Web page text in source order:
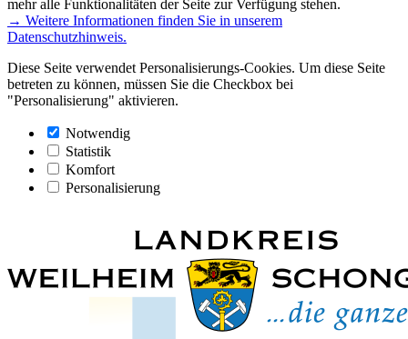
mehr alle Funktionalitäten der Seite zur Verfügung stehen.
→ Weitere Informationen finden Sie in unserem
Datenschutzhinweis.
Diese Seite verwendet Personalisierungs-Cookies. Um diese Seite
betreten zu können, müssen Sie die Checkbox bei
"Personalisierung" aktivieren.
Notwendig
Statistik
Komfort
Personalisierung